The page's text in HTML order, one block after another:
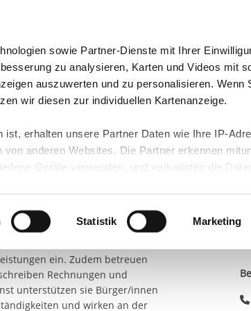
sowie Partner-Dienste mit Ihrer
zu analysieren, Karten und Videos mit
auszuwerten und zu personalisieren. Wenn
wir diesen zur individuellen Kartenanzeige.
erhalten unsere Partner Daten wie Ihre IP-
anderen Websites. Die Partner erkennen
Geräte verwenden, und verknüpfen die Daten
EU gleichwertiges Datenschutzniveau
kann.
und in unsererCookie-
für diese Zwecke aktiviert sind, müssen Sie
nachfolgender Buttons über Ihre Einwilligung für
stets für die Zukunft widerrufen. Bitte
Statistik Marketing
& Karriere Wir über uns
und kaufmännisch-
entwerfen
überwachen Termine, bereiten
ein. Zudem betreuen
Rechnungen und
unterstützen sie Bürger/innen
und wirken an der